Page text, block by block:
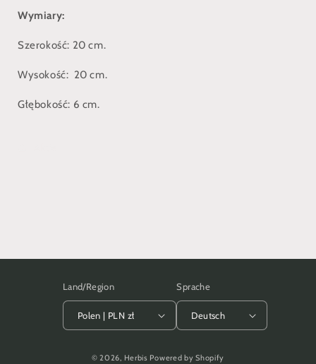
Wymiary:
Szerokość: 20 cm.
Wysokość: 20 cm.
Głębokość: 6 cm.
Land/Region
Polen | PLN zł
Sprache
Deutsch
© 2026, Herbis Powered by Shopify